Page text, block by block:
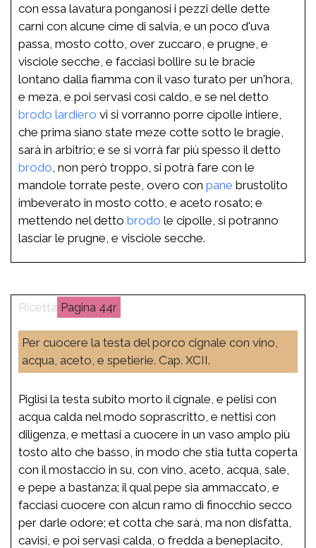
con essa lavatura ponganosi i pezzi delle dette
carni con alcune cime di salvia, e un poco d'uva
passa, mosto cotto, over zuccaro, e prugne, e
visciole secche, e facciasi bollire su le bracie
lontano dalla fiamma con il vaso turato per un'hora,
e meza, e poi servasi così caldo, e se nel detto
brodo lardiero vi si vorranno porre cipolle intiere,
che prima siano state meze cotte sotto le bragie,
sarà in arbitrio; e se si vorrà far più spesso il detto
brodo , non però troppo, si potrà fare con le
mandole torrate peste, overo con pane brustolito
imbeverato in mosto cotto, e aceto rosato; e
mettendo nel detto brodo le cipolle, si potranno
lasciar le prugne, e visciole secche.
44r
Per cuocere la testa del porco cignale con vino,
acqua, aceto, e spetierie. Cap. XCII.
Piglisi la testa subito morto il cignale, e pelisi con
acqua calda nel modo soprascritto, e nettisi con
diligenza, e mettasi a cuocere in un vaso amplo più
tosto alto che basso, in modo che stia tutta coperta
con il mostaccio in su, con vino, aceto, acqua, sale,
e pepe a bastanza; il qual pepe sia ammaccato, e
facciasi cuocere con alcun ramo di finocchio secco
per darle odore; et cotta che sarà, ma non disfatta,
cavisi, e poi servasi calda, o fredda a beneplacito,